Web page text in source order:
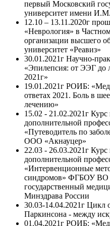
первый Московский
университет имени
12.10 – 13.11.2020г
«Неврология» в
организации высшего
университет «Реавиз»
30.01.2021г Научно-
«Эпилепсия: от ЭЭГ до
2021г»
19.01.2021г РОИБ:
ответах 2021. Боль в
лечению»
15.02 - 21.02.2021г
дополнительной
«Путеводитель по
ООО «Акнауцер»
22.03 - 26.03.2021г
дополнительной
«Интервенционные
синдромов» ФГБОУ ВО
государственный
Минздрава России
30.03-14.04.2021г Цикл
Паркинсона - между
01.04.2021г РОИБ: